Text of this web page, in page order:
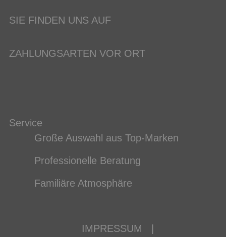
SIE FINDEN UNS AUF
ZAHLUNGSARTEN VOR ORT
Service
Große Auswahl aus Top-Marken
Professionelle Beratung
Familiäre Atmosphäre
IMPRESSUM